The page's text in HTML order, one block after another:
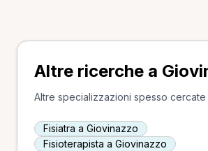
Altre ricerche a
Altre specializzazioni spesso cercate
Fisiatra a Giovinazzo
Fisioterapista a Giovinazzo